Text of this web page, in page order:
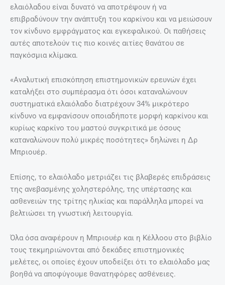
ελαιόλαδου είναι δυνατό να αποτρέψουν ή να
επιβραδύνουν την ανάπτυξη του καρκίνου και να μειώσουν
τον κίνδυνο εμφράγματος και εγκεφαλικού. Οι παθήσεις
αυτές αποτελούν τις πιο κοινές αιτίες θανάτου σε
παγκόσμια κλίμακα.
«Αναλυτική επισκόπηση επιστημονικών ερευνών έχει
καταλήξει στο συμπέρασμα ότι όσοι καταναλώνουν
συστηματικά ελαιόλαδο διατρέχουν 34% μικρότερο
κίνδυνο να εμφανίσουν οποιαδήποτε μορφή καρκίνου και
κυρίως καρκίνο του μαστού συγκριτικά με όσους
καταναλώνουν πολύ μικρές ποσότητες» δηλώνει η Δρ
Μπριουέρ.
Επίσης, το ελαιόλαδο μετριάζει τις βλαβερές επιδράσεις
της ανεβασμένης χοληστερόλης, της υπέρτασης και
ασθενειών της τρίτης ηλικίας και παράλληλα μπορεί να
βελτιώσει τη γνωστική λειτουργία.
Όλα όσα αναφέρουν η Μπριουέρ και η Κέλλοου στο βιβλίο
τους τεκμηριώνονται από δεκάδες επιστημονικές
μελέτες, οι οποίες έχουν υποδείξει ότι το ελαιόλαδο μας
βοηθά να αποφύγουμε θανατηφόρες ασθένειες.